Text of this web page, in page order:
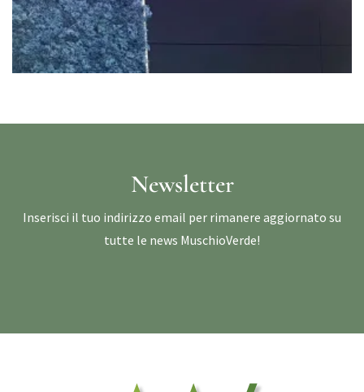
Newsletter
Inserisci il tuo indirizzo email per rimanere aggiornato su
tutte le news MuschioVerde!